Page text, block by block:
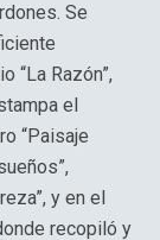
Se
“La Razón”,
el
“Paisaje
y en el
recopiló y